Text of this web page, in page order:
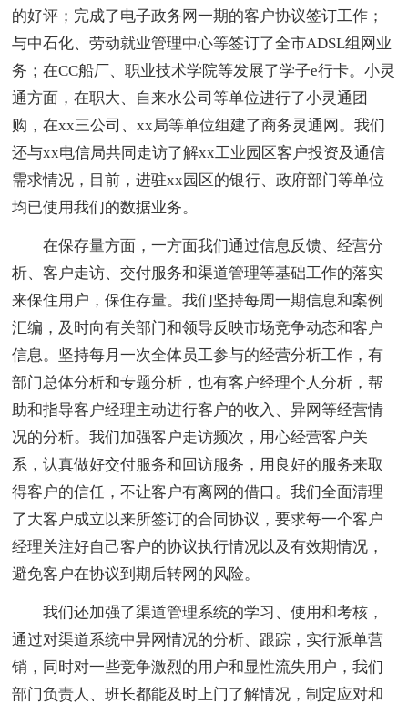
的好评；完成了电子政务网一期的客户协议签订工作；
与中石化、劳动就业管理中心等签订了全市ADSL组网业
务；在CC船厂、职业技术学院等发展了学子e行卡。小灵
通方面，在职大、自来水公司等单位进行了小灵通团
购，在xx三公司、xx局等单位组建了商务灵通网。我们
还与xx电信局共同走访了解xx工业园区客户投资及通信
需求情况，目前，进驻xx园区的银行、政府部门等单位
均已使用我们的数据业务。
在保存量方面，一方面我们通过信息反馈、经营分
析、客户走访、交付服务和渠道管理等基础工作的落实
来保住用户，保住存量。我们坚持每周一期信息和案例
汇编，及时向有关部门和领导反映市场竞争动态和客户
信息。坚持每月一次全体员工参与的经营分析工作，有
部门总体分析和专题分析，也有客户经理个人分析，帮
助和指导客户经理主动进行客户的收入、异网等经营情
况的分析。我们加强客户走访频次，用心经营客户关
系，认真做好交付服务和回访服务，用良好的服务来取
得客户的信任，不让客户有离网的借口。我们全面清理
了大客户成立以来所签订的合同协议，要求每一个客户
经理关注好自己客户的协议执行情况以及有效期情况，
避免客户在协议到期后转网的风险。
我们还加强了渠道管理系统的学习、使用和考核，
通过对渠道系统中异网情况的分析、跟踪，实行派单营
销，同时对一些竞争激烈的用户和显性流失用户，我们
部门负责人、班长都能及时上门了解情况，制定应对和